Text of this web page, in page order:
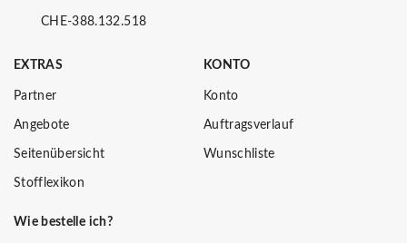
CHE-388.132.518
EXTRAS
Partner
Angebote
Seitenübersicht
Stofflexikon
KONTO
Konto
Auftragsverlauf
Wunschliste
Wie bestelle ich?